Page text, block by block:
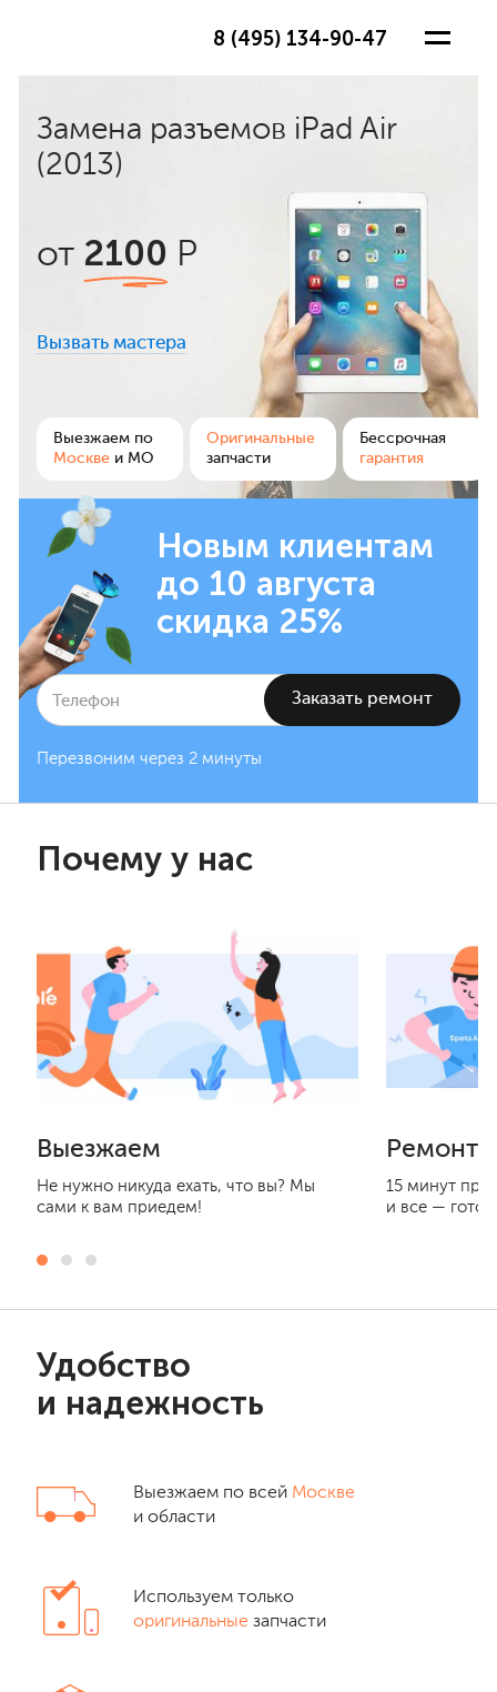
8 (495) 134-90-47
Замена разъемов iPad Air
(2013)
от 2100 Р
Вызвать мастера
Выезжаем по
Москве и МО
Оригинальные
запчасти
Бессрочная
гарантия
Новым клиентам
до 10 августа
скидка 25%
Перезвоним через 2 минуты
Почему у нас
Выезжаем
Не нужно никуда ехать, что вы? Мы
сами к вам приедем!
15 минут
и все —
Удобство
и надежность
Выезжаем по всей Москве
и области
Используем только
оригинальные запчасти